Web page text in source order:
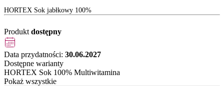
HORTEX Sok jabłkowy 100%
Produkt dostępny
Data przydatności: 30.06.2027
Dostępne warianty
HORTEX Sok 100% Multiwitamina
Pokaż wszystkie